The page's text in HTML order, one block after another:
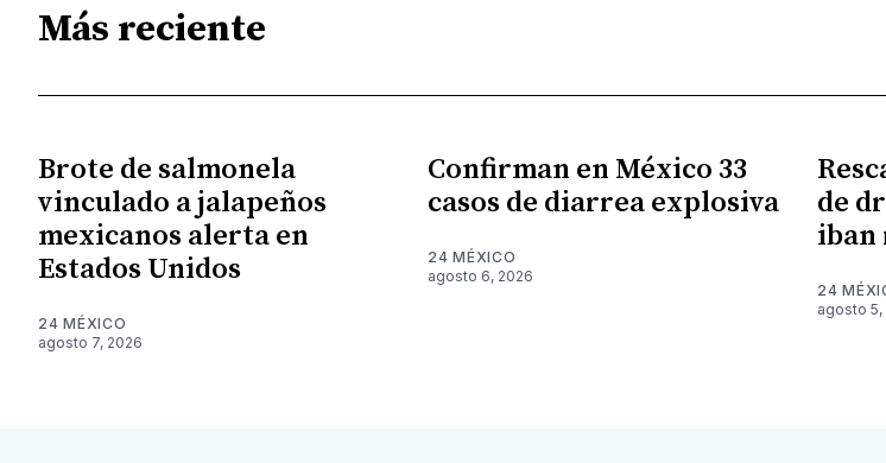
Más reciente
Brote de salmonela
vinculado a jalapeños
mexicanos alerta en
Estados Unidos
24 MÉXICO
agosto 7, 2026
Confirman en México 33
casos de diarrea explosiva
24 MÉXICO
agosto 6, 2026
de
iban
24
agosto 5,